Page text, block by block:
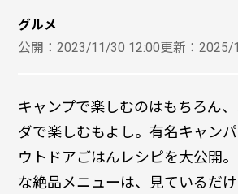
グルメ
公開：2023/11/30 12:00更新：2025/
キャンプで楽しむのはもちろん
ダで楽しむもよし。有名キャン
ウトドアごはんレシピを大公開
な絶品メニューは、見ているだ